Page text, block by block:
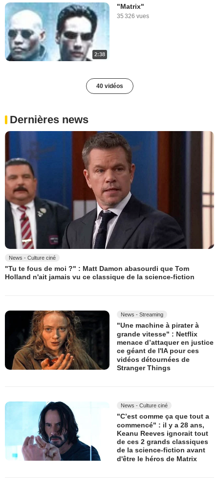
2:38
"Matrix"
35 326 vues
40 vidéos
Dernières news
News - Culture ciné
"Tu te fous de moi ?" : Matt Damon abasourdi que Tom
Holland n'ait jamais vu ce classique de la science-fiction
News - Streaming
"Une machine à pirater à
grande vitesse" : Netflix
menace d’attaquer en justice
ce géant de l'IA pour ces
vidéos détournées de
Stranger Things
News - Culture ciné
"C’est comme ça que tout a
commencé" : il y a 28 ans,
Keanu Reeves ignorait tout
de ces 2 grands classiques
de la science-fiction avant
d'être le héros de Matrix